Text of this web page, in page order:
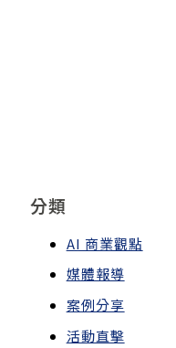
分類
AI 商業觀點
媒體報導
案例分享
活動直擊